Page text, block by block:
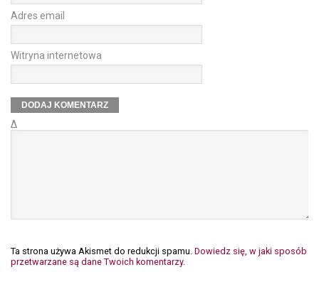
Adres email
Witryna internetowa
Δ
Ta strona używa Akismet do redukcji spamu. Dowiedz się, w jaki sposób
przetwarzane są dane Twoich komentarzy.